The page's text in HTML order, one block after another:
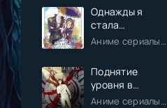
Однажды я
стала
принцессой
Аниме сериалы / Комедия / Романтика / Фэнтези / Анонсы
Поднятие
уровня в
одиночку
Аниме сериалы / Экшен / Приключения / Фэнтези / Анонсы